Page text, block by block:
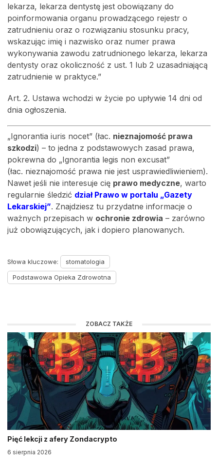
lekarza, lekarza dentystę jest obowiązany do
poinformowania organu prowadzącego rejestr o
zatrudnieniu oraz o rozwiązaniu stosunku pracy,
wskazując imię i nazwisko oraz numer prawa
wykonywania zawodu zatrudnionego lekarza, lekarza
dentysty oraz okoliczność z ust. 1 lub 2 uzasadniającą
zatrudnienie w praktyce.”
Art. 2. Ustawa wchodzi w życie po upływie 14 dni od
dnia ogłoszenia.
„Ignorantia iuris nocet” (łac. nieznajomość prawa
szkodzi) – to jedna z podstawowych zasad prawa,
pokrewna do „Ignorantia legis non excusat”
(łac. nieznajomość prawa nie jest usprawiedliwieniem).
Nawet jeśli nie interesuje cię prawo medyczne, warto
regularnie śledzić dział Prawo w portalu „Gazety
Lekarskiej”. Znajdziesz tu przydatne informacje o
ważnych przepisach w ochronie zdrowia – zarówno
już obowiązujących, jak i dopiero planowanych.
Słowa kluczowe:
stomatologia
Podstawowa Opieka Zdrowotna
ZOBACZ TAKŻE
Pięć lekcji z afery Zondacrypto
6 sierpnia 2026